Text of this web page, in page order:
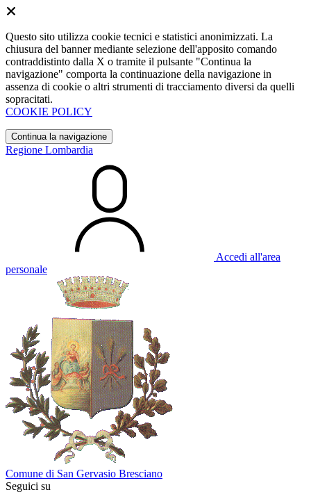
Questo sito utilizza cookie tecnici e statistici anonimizzati. La
chiusura del banner mediante selezione dell'apposito comando
contraddistinto dalla X o tramite il pulsante "Continua la
navigazione" comporta la continuazione della navigazione in
assenza di cookie o altri strumenti di tracciamento diversi da quelli
sopracitati.
COOKIE POLICY
Continua la navigazione
Regione Lombardia
Accedi all'area
personale
Comune di San Gervasio Bresciano
Seguici su